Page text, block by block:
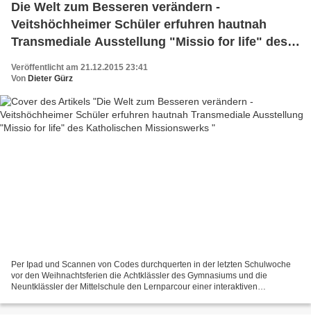
Die Welt zum Besseren verändern -
Veitshöchheimer Schüler erfuhren hautnah
Transmediale Ausstellung "Missio for life" des
Veröffentlicht am 21.12.2015 23:41
Von Dieter Gürz
Per Ipad und Scannen von Codes durchquerten in der letzten Schulwoche
vor den Weihnachtsferien die Achtklässler des Gymnasiums und die
Neuntklässler der Mittelschule den Lernparcour einer interaktiven